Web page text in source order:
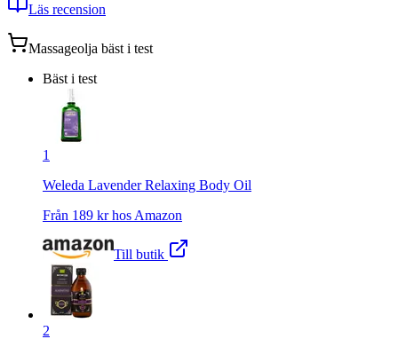
Läs recension
Massageolja bäst i test
Bäst i test
1
Weleda Lavender Relaxing Body Oil
Från 189 kr hos Amazon
Till butik
2